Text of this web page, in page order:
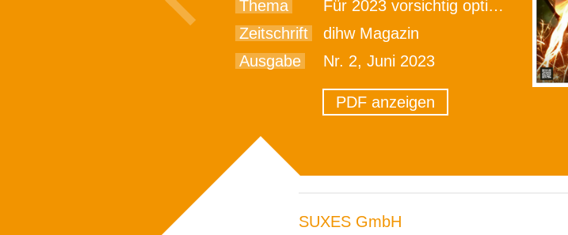
Thema
Für 2023 vorsichtig optimistisch
Zeitschrift
dihw Magazin
Ausgabe
Nr. 2, Juni 2023
PDF anzeigen
SUXES GmbH